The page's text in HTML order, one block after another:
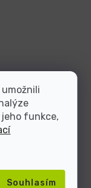
umožnili
funkce,
Souhlasím